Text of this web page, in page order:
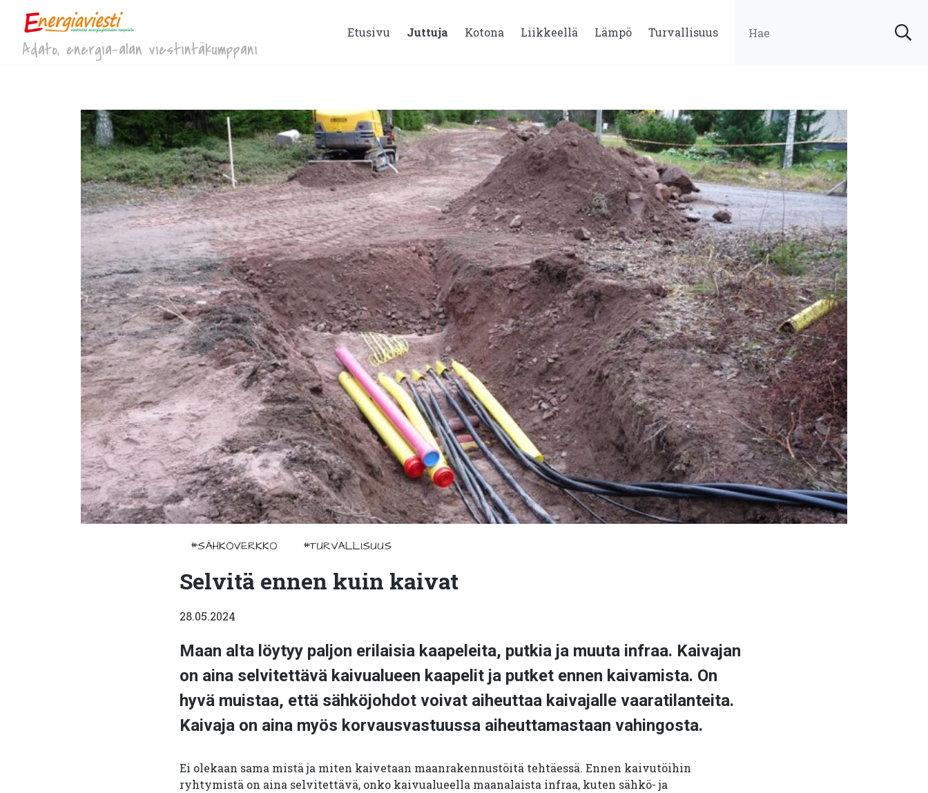
Adato, energia-alan viestintäkumppani
Etusivu Juttuja Kotona Liikkeellä Lämpö Turvallisuus
#SÄHKÖVERKKO #TURVALLISUUS
Selvitä ennen kuin kaivat
28.05.2024
Maan alta löytyy paljon erilaisia kaapeleita, putkia ja muuta infraa. Kaivajan
on aina selvitettävä kaivualueen kaapelit ja putket ennen kaivamista. On
hyvä muistaa, että sähköjohdot voivat aiheuttaa kaivajalle vaaratilanteita.
Kaivaja on aina myös korvausvastuussa aiheuttamastaan vahingosta.
Ei olekaan sama mistä ja miten kaivetaan maanrakennustöitä tehtäessä. Ennen kaivutöihin
ryhtymistä on aina selvitettävä, onko kaivualueella maanalaista infraa, kuten sähkö- ja